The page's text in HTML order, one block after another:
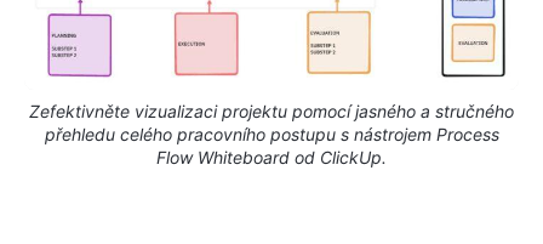
Zefektivněte vizualizaci projektu pomocí jasného a stručného
přehledu celého pracovního postupu s nástrojem Process
Flow Whiteboard od ClickUp.